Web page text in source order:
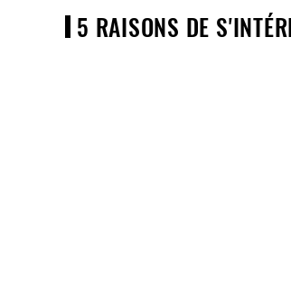
5 RAISONS DE